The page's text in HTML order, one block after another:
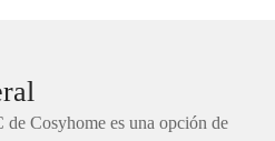
Cosyhome es una opción de